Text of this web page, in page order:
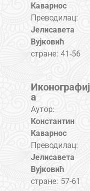
Каварнос
Преводилац:
Јелисавета
Вујковић
стране: 41-56
Иконографиј
а
Аутор:
Константин
Каварнос
Преводилац:
Јелисавета
Вујковић
стране: 57-61